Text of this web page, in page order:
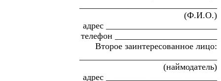
(Ф.И.О.)
адрес _________________________
телефон _______________________
Второе заинтересованное лицо:
(наймодатель)
адрес _________________________